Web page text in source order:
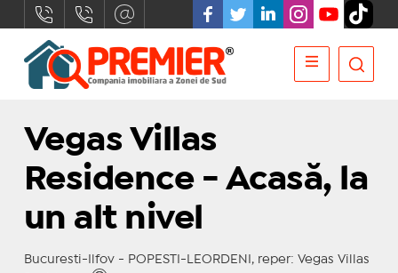
Vegas Villas
Residence - Acasă, la
un alt nivel
Bucuresti-Ilfov - POPESTI-LEORDENI, reper: Vegas Villas